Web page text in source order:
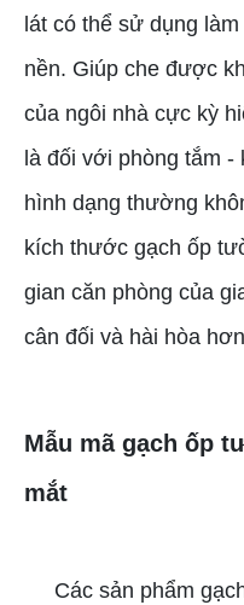
lát có thể sử dụng
nền. Giúp che được
của ngôi nhà cực kỳ
là đối với phòng tắm
hình dạng thường
kích thước gạch ốp
gian căn phòng của
cân đối và hài hòa
Mẫu mã gạch ốp
mắt
Các sản phẩm